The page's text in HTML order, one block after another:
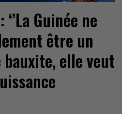
Guinée ne
être un
bauxite, elle veut